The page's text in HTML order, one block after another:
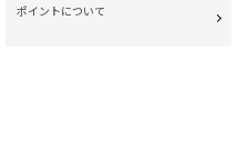
ポイントについて